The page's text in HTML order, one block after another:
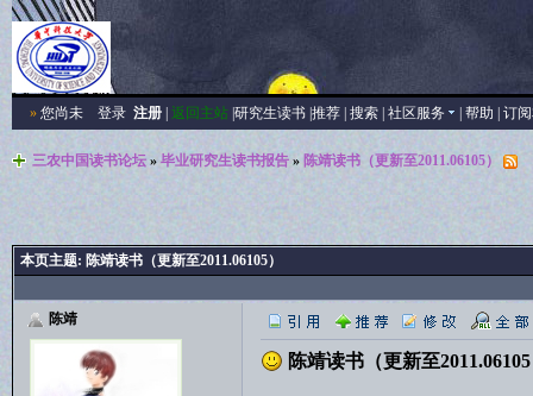
»您尚未 登录 注册| 返回主站| 研究生读书| 推荐| 搜索| 社区服务 帮助 订
三农中国读书论坛» 毕业研究生读书报告» 陈靖读书（更新至2011.06105）
本页主题: 陈靖读书（更新至2011.06105）
陈靖
陈靖读书（更新至